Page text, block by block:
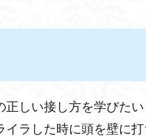
正しい接し方を学びた
ラした時に頭を壁に